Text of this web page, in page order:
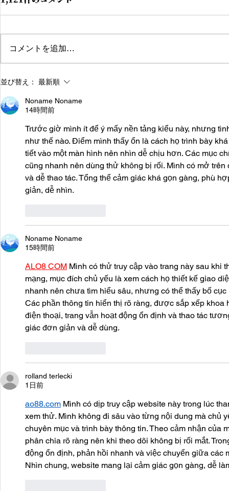
2023/12/10/40k2000pゲー
コメントを追加…
並び替え： 最新順
Noname Noname
14時間前
Trước giờ mình ít để ý mấy nền tảng kiểu này, nhưng
như thế nào. Điểm mình thấy ổn là cách họ trình bày
tiết vào một màn hình nên nhìn dễ chịu hơn. Các mục
cũng nhanh nên dùng thử không bị rối. Mình có mở
và dễ thao tác. Tổng thể cảm giác khá gọn gàng, phù
giản, dễ nhìn.
Noname Noname
15時間前
ALO8 COM Mình có thử truy cập vào trang này sau
mạng, mục đích chủ yếu là xem cách họ thiết kế giao
nhanh nên chưa tìm hiểu sâu, nhưng có thể thấy bố
Các phần thông tin hiển thị rõ ràng, được sắp xếp
điện thoại, trang vẫn hoạt động ổn định và thao tác
giác đơn giản và dễ dùng.
rolland terlecki
1日前
ao88.com Mình có dịp truy cập website này trong lúc
xem thử. Mình không đi sâu vào từng nội dung mà chủ
chuyên mục và trình bày thông tin. Theo cảm nhận
phân chia rõ ràng nên khi theo dõi không bị rối mắt.
động ổn định, phản hồi nhanh và việc chuyển giữa các
Nhìn chung, website mang lại cảm giác gọn gàng, dễ